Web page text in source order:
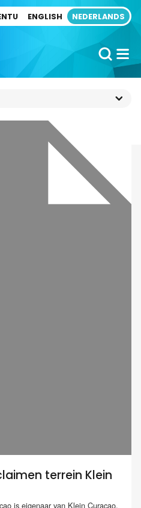
ENGLISH NEDERLANDS
terrein Klein
is eigenaar van Klein Curaçao,